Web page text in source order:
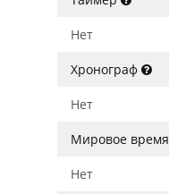
Нет
Хронограф
Нет
Мировое время
Нет